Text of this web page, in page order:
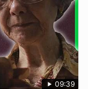
09:39